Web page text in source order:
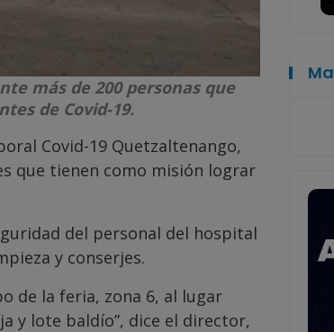
más de 200 personas que
de Covid-19.
Covid-19 Quetzaltenango,
que tienen como misión lograr
del personal del hospital
y conserjes.
de la feria, zona 6, al lugar
y lote baldío”, dice el director,